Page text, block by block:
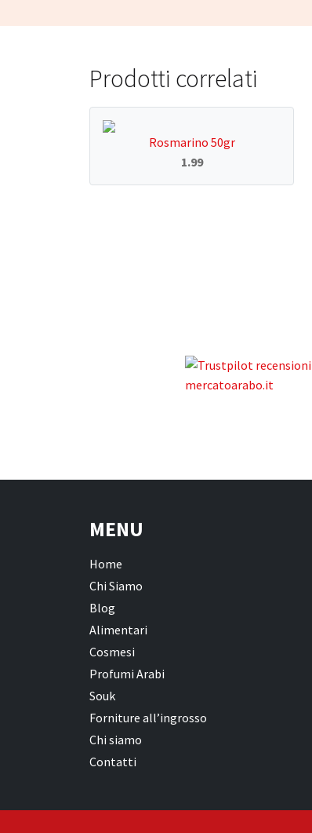
Prodotti correlati
Rosmarino 50gr
1.99
MENU
Home
Chi Siamo
Blog
Alimentari
Cosmesi
Profumi Arabi
Souk
Forniture all’ingrosso
Chi siamo
Contatti